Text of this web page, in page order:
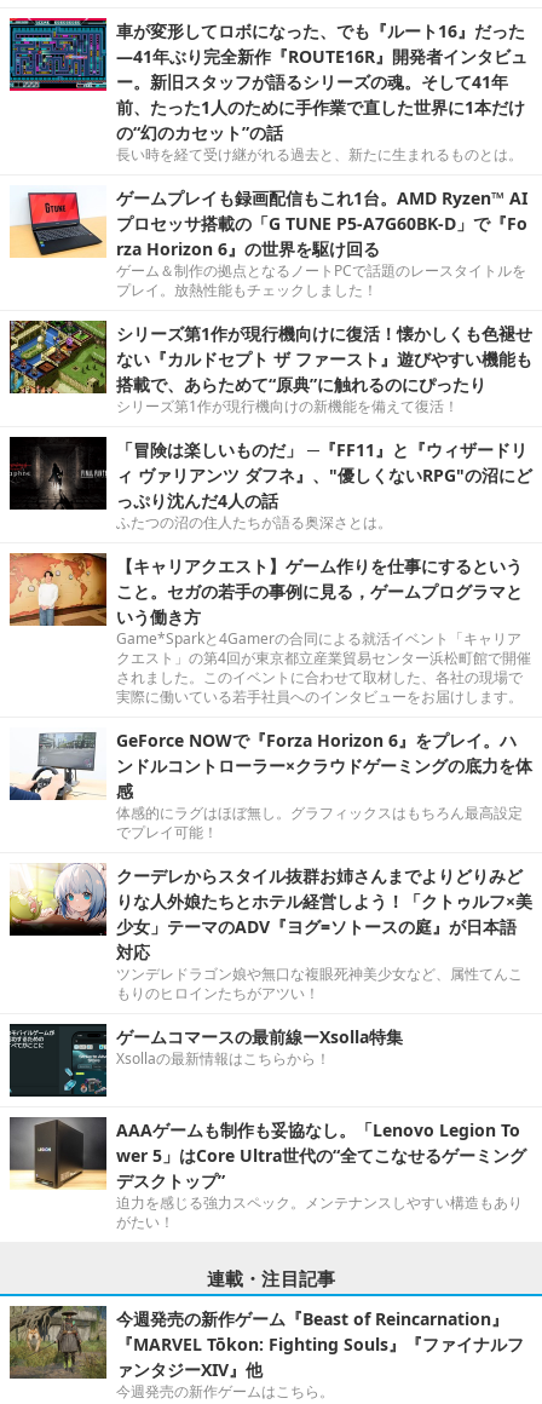
車が変形してロボになった、でも『ルート16』だった
―41年ぶり完全新作『ROUTE16R』開発者インタビュ
ー。新旧スタッフが語るシリーズの魂。そして41年
前、たった1人のために手作業で直した世界に1本だけ
の“幻のカセット”の話
長い時を経て受け継がれる過去と、新たに生まれるものとは。
ゲームプレイも録画配信もこれ1台。AMD Ryzen™ AI
プロセッサ搭載の「G TUNE P5-A7G60BK-D」で『Fo
rza Horizon 6』の世界を駆け回る
ゲーム＆制作の拠点となるノートPCで話題のレースタイトルを
プレイ。放熱性能もチェックしました！
シリーズ第1作が現行機向けに復活！懐かしくも色褪せ
ない『カルドセプト ザ ファースト』遊びやすい機能も
搭載で、あらためて“原典”に触れるのにぴったり
シリーズ第1作が現行機向けの新機能を備えて復活！
「冒険は楽しいものだ」 ─『FF11』と『ウィザードリ
ィ ヴァリアンツ ダフネ』、"優しくないRPG"の沼にど
っぷり沈んだ4人の話
ふたつの沼の住人たちが語る奥深さとは。
【キャリアクエスト】ゲーム作りを仕事にするという
こと。セガの若手の事例に見る，ゲームプログラマと
いう働き方
Game*Sparkと4Gamerの合同による就活イベント「キャリア
クエスト」の第4回が東京都立産業貿易センター浜松町館で開催
されました。このイベントに合わせて取材した、各社の現場で
実際に働いている若手社員へのインタビューをお届けします。
GeForce NOWで『Forza Horizon 6』をプレイ。ハ
ンドルコントローラー×クラウドゲーミングの底力を体
感
体感的にラグはほぼ無し。グラフィックスはもちろん最高設定
でプレイ可能！
クーデレからスタイル抜群お姉さんまでよりどりみど
りな人外娘たちとホテル経営しよう！「クトゥルフ×美
少女」テーマのADV『ヨグ=ソトースの庭』が日本語
対応
ツンデレドラゴン娘や無口な複眼死神美少女など、属性てんこ
もりのヒロインたちがアツい！
ゲームコマースの最前線ーXsolla特集
Xsollaの最新情報はこちらから！
AAAゲームも制作も妥協なし。「Lenovo Legion To
wer 5」はCore Ultra世代の“全てこなせるゲーミング
デスクトップ”
迫力を感じる強力スペック。メンテナンスしやすい構造もあり
がたい！
連載・注目記事
今週発売の新作ゲーム『Beast of Reincarnation』
『MARVEL Tōkon: Fighting Souls』『ファイナルフ
ァンタジーXIV』他
今週発売の新作ゲームはこちら。